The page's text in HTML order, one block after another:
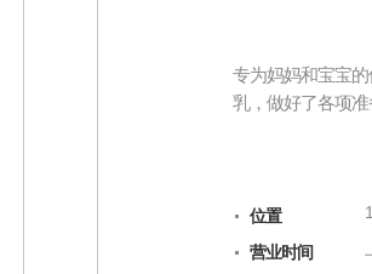
专为妈妈和宝宝
乳，做好了各项
位置
营业时间